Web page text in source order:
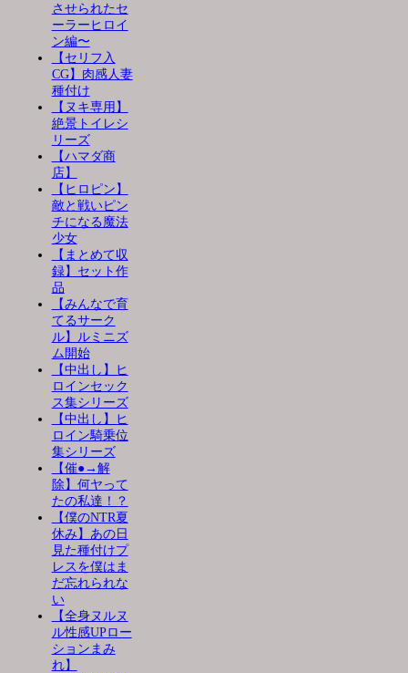
させられたセ
ーラーヒロイ
ン編〜
【セリフ入
CG】肉感人妻
種付け
【ヌキ専用】
絶景トイレシ
リーズ
【ハマダ商
店】
【ヒロピン】
敵と戦いピン
チになる魔法
少女
【まとめて収
録】セット作
品
【みんなで育
てるサーク
ル】ルミニズ
ム開始
【中出し】ヒ
ロインセック
ス集シリーズ
【中出し】ヒ
ロイン騎乗位
集シリーズ
【催●→解
除】何ヤって
たの私達！？
【僕のNTR夏
休み】あの日
見た種付けプ
レスを僕はま
だ忘れられな
い
【全身ヌルヌ
ル性感UPロー
ションまみ
れ】